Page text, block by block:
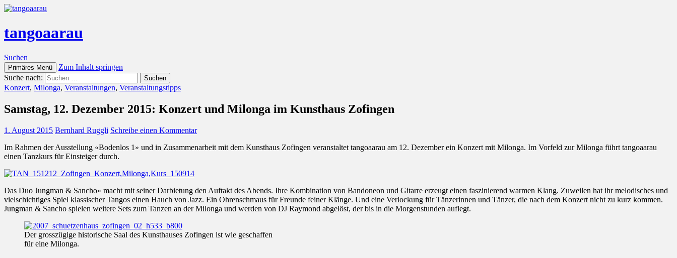
tangoaarau
Suchen
Primäres Menü
Zum Inhalt springen
Suche nach:
Konzert, Milonga, Veranstaltungen, Veranstaltungstipps
Samstag, 12. Dezember 2015: Konzert und Milonga im Kunsthaus Zofingen
1. August 2015 Bernhard Ruggli Schreibe einen Kommentar
Im Rahmen der Ausstellung «Bodenlos 1» und in Zusammenarbeit mit dem Kunsthaus Zofingen veranstaltet tangoaarau am 12. Dezember ein Konzert mit Milonga. Im Vorfeld zur Milonga führt tangoaarau
einen Tanzkurs für Einsteiger durch.
Das Duo Jungman & Sancho» macht mit seiner Darbietung den Auftakt des Abends. Ihre Kombination von Bandoneon und Gitarre erzeugt einen faszinierend warmen Klang. Zuweilen hat ihr melodisches und
vielschichtiges Spiel klassischer Tangos einen Hauch von Jazz. Ein Ohrenschmaus für Freunde feiner Klänge. Und eine Verlockung für Tänzerinnen und Tänzer, die nach dem Konzert nicht zu kurz kommen.
Jungman & Sancho spielen weitere Sets zum Tanzen an der Milonga und werden von DJ Raymond abgelöst, der bis in die Morgenstunden auflegt.
Der grosszügige historische Saal des Kunsthauses Zofingen ist wie geschaffen
für eine Milonga.